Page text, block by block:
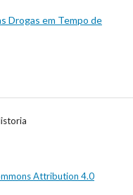
Drogas em Tempo de
Attribution 4.0